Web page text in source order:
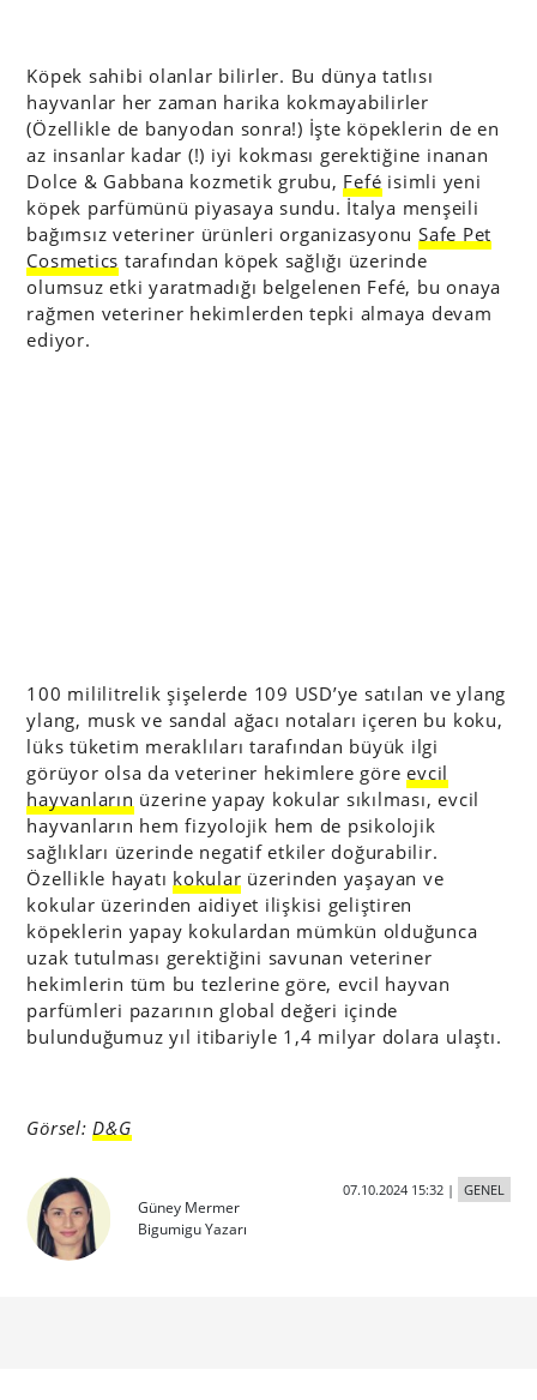
Köpek sahibi olanlar bilirler. Bu dünya tatlısı
hayvanlar her zaman harika kokmayabilirler
(Özellikle de banyodan sonra!) İşte köpeklerin de en
az insanlar kadar (!) iyi kokması gerektiğine inanan
Dolce & Gabbana kozmetik grubu, Fefé isimli yeni
köpek parfümünü piyasaya sundu. İtalya menşeili
bağımsız veteriner ürünleri organizasyonu Safe Pet
Cosmetics tarafından köpek sağlığı üzerinde
olumsuz etki yaratmadığı belgelenen Fefé, bu onaya
rağmen veteriner hekimlerden tepki almaya devam
ediyor.
100 mililitrelik şişelerde 109 USD’ye satılan ve ylang
ylang, musk ve sandal ağacı notaları içeren bu koku,
lüks tüketim meraklıları tarafından büyük ilgi
görüyor olsa da veteriner hekimlere göreevcil
hayvanların üzerine yapay kokular sıkılması, evcil
hayvanların hem fizyolojik hem de psikolojik
sağlıkları üzerinde negatif etkiler doğurabilir.
Özellikle hayatı kokular üzerinden yaşayan ve
kokular üzerinden aidiyet ilişkisi geliştiren
köpeklerin yapay kokulardan mümkün olduğunca
uzak tutulması gerektiğini savunan veteriner
hekimlerin tüm bu tezlerine göre, evcil hayvan
parfümleri pazarının global değeri içinde
bulunduğumuz yıl itibariyle 1,4 milyar dolara ulaştı.
Görsel: D&G
Güney Mermer
Bigumigu Yazarı
07.10.2024 15:32| GENEL